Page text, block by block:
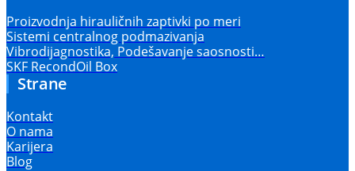
Proizvodnja hirauličnih zaptivki po meri
Sistemi centralnog podmazivanja
Vibrodijagnostika, Podešavanje saosnosti…
SKF RecondOil Box
Strane
Kontakt
O nama
Karijera
Blog